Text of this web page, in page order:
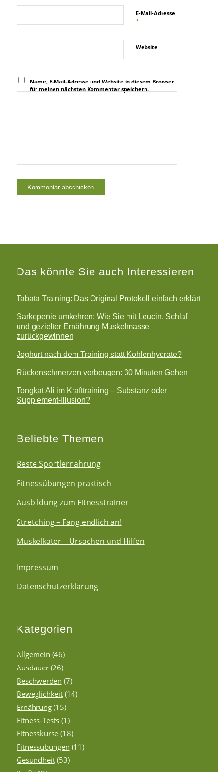
E-Mail-Adresse
*
Website
Name, E-Mail-Adresse und Website in diesem Browser
für meinen nächsten Kommentar speichern.
Das könnte Sie auch Interessieren
Tabata Training: Das Original Protokoll einfach erklärt
Sarkopenie umkehren: Wie Sie mit Leucin, Schlaf
und gezielter Ernährung Muskelmasse
zurückgewinnen
Joghurt nach dem Training statt Kohlenhydrate?
Rückenschmerzen vorbeugen: 30 Minuten Gehen
Tongkat Ali im Krafttraining – Substanz oder
Supplement-Illusion?
Beliebte Themen
Beste Sportlernahrung
Fitnessübungen praktisch
Ausbildung zum Fitnesstrainer
Stretching – Fang endlich an!
Muskelkater – Ursachen und Hilfen
Impressum
Datenschutzerklärung
Kategorien
Allgemein (46)
Ausdauer(26)
Beschwerden (7)
Beweglichkeit(14)
Ernährung(15)
Fitness-Tests(1)
Fitnesskurse(18)
Fitnessübungen (11)
Gesundheit(53)